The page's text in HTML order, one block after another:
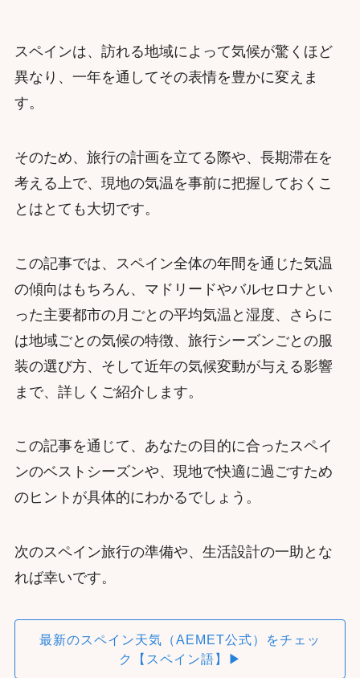
スペインは、訪れる地域によって気候が驚くほど
異なり、一年を通してその表情を豊かに変えま
す。
そのため、旅行の計画を立てる際や、長期滞在を
考える上で、現地の気温を事前に把握しておくこ
とはとても大切です。
この記事では、スペイン全体の年間を通じた気温
の傾向はもちろん、マドリードやバルセロナとい
った主要都市の月ごとの平均気温と湿度、さらに
は地域ごとの気候の特徴、旅行シーズンごとの服
装の選び方、そして近年の気候変動が与える影響
まで、詳しくご紹介します。
この記事を通じて、あなたの目的に合ったスペイ
ンのベストシーズンや、現地で快適に過ごすため
のヒントが具体的にわかるでしょう。
次のスペイン旅行の準備や、生活設計の一助とな
れば幸いです。
最新のスペイン天気（AEMET公式）をチェッ
ク【スペイン語】▶